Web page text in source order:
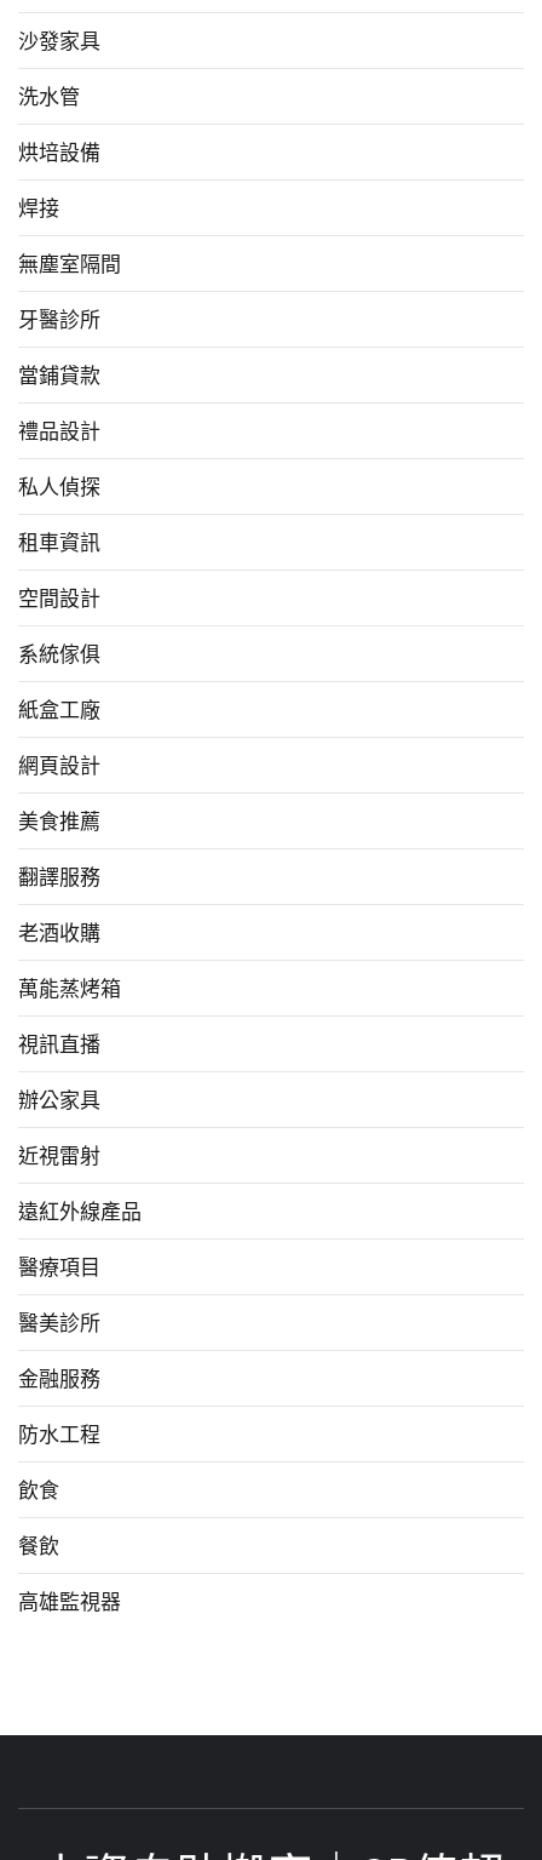
沙發家具
洗水管
烘培設備
焊接
無塵室隔間
牙醫診所
當鋪貸款
禮品設計
私人偵探
租車資訊
空間設計
系統傢俱
紙盒工廠
網頁設計
美食推薦
翻譯服務
老酒收購
萬能蒸烤箱
視訊直播
辦公家具
近視雷射
遠紅外線產品
醫療項目
醫美診所
金融服務
防水工程
飲食
餐飲
高雄監視器